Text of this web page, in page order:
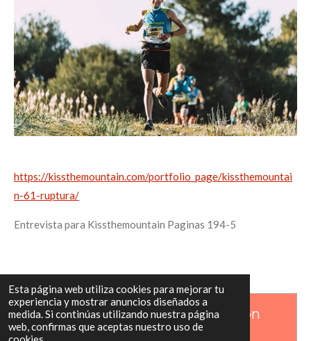
Esta página web utiliza cookies para mejorar tu
experiencia y mostrar anuncios diseñados a
medida. Si continúas utilizando nuestra página
web, confirmas que aceptas nuestro uso de
https://kissthemountain.com/portfolio_page/kissthemountai
n-61-ruptura/
Entrevista para Kissthemountain Paginas 194-5
Crea tu propia página web con
Webador